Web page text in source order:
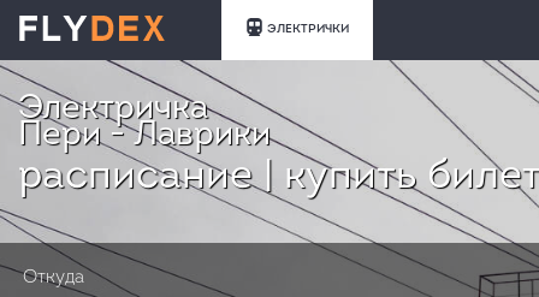
ЭЛЕКТРИЧКИ
Электричка
Пери - Лаврики
расписание | купить
Откуда